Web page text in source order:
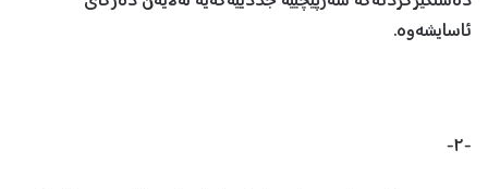
ئاسایشەوە.
-٢-